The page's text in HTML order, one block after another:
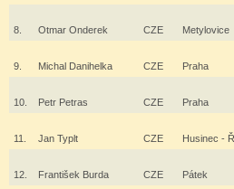
8. Otmar Onderek CZE Metylovice
9. Michal Danihelka CZE Praha
10. Petr Petras CZE Praha
11. Jan Typlt CZE Husinec -
12. František Burda CZE Pátek